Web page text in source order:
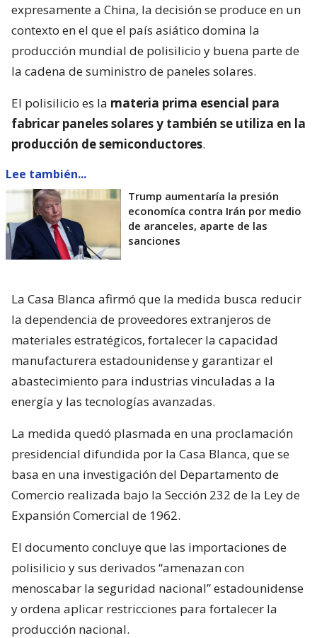
expresamente a China, la decisión se produce en un
contexto en el que el país asiático domina la
producción mundial de polisilicio y buena parte de
la cadena de suministro de paneles solares.
El polisilicio es la materia prima esencial para
fabricar paneles solares y también se utiliza en la
producción de semiconductores.
Lee también...
Trump aumentaría la presión
economíca contra Irán por medio
de aranceles, aparte de las
sanciones
La Casa Blanca afirmó que la medida busca reducir
la dependencia de proveedores extranjeros de
materiales estratégicos, fortalecer la capacidad
manufacturera estadounidense y garantizar el
abastecimiento para industrias vinculadas a la
energía y las tecnologías avanzadas.
La medida quedó plasmada en una proclamación
presidencial difundida por la Casa Blanca, que se
basa en una investigación del Departamento de
Comercio realizada bajo la Sección 232 de la Ley de
Expansión Comercial de 1962.
El documento concluye que las importaciones de
polisilicio y sus derivados “amenazan con
menoscabar la seguridad nacional” estadounidense
y ordena aplicar restricciones para fortalecer la
producción nacional.